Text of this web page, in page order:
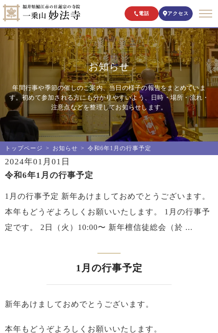
電話 アクセス
お知らせ
年間行事や季節の催しのご案内、当日の様子の報告をまとめていま
す。初めて参加される方にも分かりやすいよう、日時・場所・流れ・
注意点などを整理してお知らせします。
トップページ お知らせ 令和6年1月の行事予定
2024年01月01日
令和6年1月の行事予定
1月の行事予定 新年あけましておめでとうございます。
本年もどうぞよろしくお願いいたします。 1月の行事予
定です。 2日（火）10:00〜 新年檀信徒総会（於 ...
1月の行事予定
新年あけましておめでとうございます。
本年もどうぞよろしくお願いいたします。